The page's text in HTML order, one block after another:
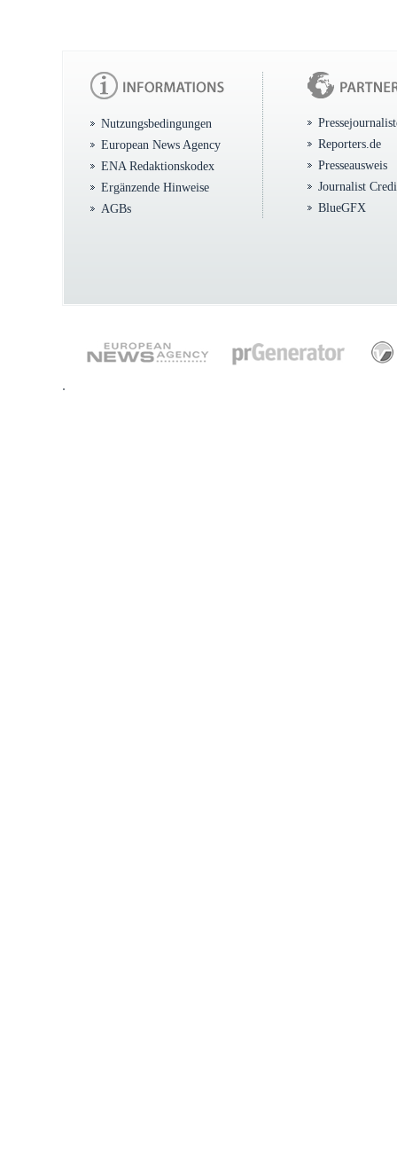
Nutzungsbedingungen
European News Agency
ENA Redaktionskodex
Ergänzende Hinweise
AGBs
Reporters.de
Presseausweis
Journalist
BlueGFX
.